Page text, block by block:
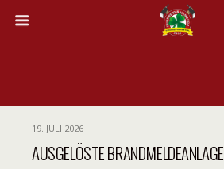
19. JULI 2026
AUSGELÖSTE BRANDMELDEANLAGE